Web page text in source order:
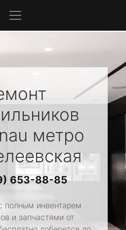
метро
653-88-85
полным инвентарем
и запчастями от